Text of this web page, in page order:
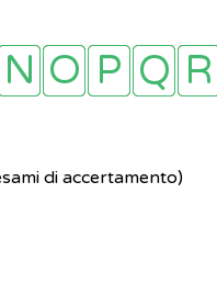
di accertamento)